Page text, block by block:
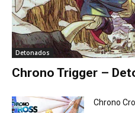
Detonados
Chrono Trigger –
Chrono